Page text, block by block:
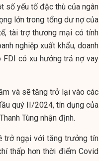
số yếu tố đặc thù của ngân
lớn trong tổng dư nợ của
tài trợ thương mại có tính
nghiệp xuất khẩu, doanh
FDI có xu hướng trả nợ vay
và sẽ tăng trở lại vào các
quý II/2024, tín dụng của
Tùng nhận định.
trở ngại với tăng trưởng tín
thấp hơn thời điểm Covid